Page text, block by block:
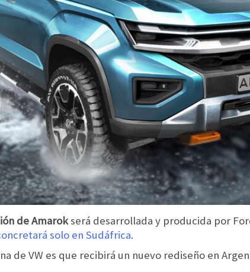
de Amarokserá desarrollada y producida por
solo en Sudáfrica.
de VW es que recibirá un nuevo rediseño en